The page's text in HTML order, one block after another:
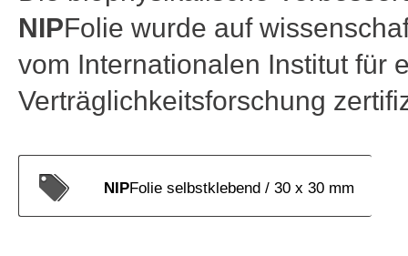
NIPFolie wurde auf
vom Internationalen Institut für
Verträglichkeitsforschung
NIPFolie selbstklebend / 30 x 30 mm